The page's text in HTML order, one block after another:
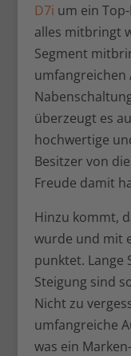
D7i um ein
alles mitbringt
Segment
umfangreichen
überzeugt es
hochwertige
Besitzer von
Freude damit
Hinzu kommt,
wurde und mit
punktet. Lange
Steigung sind
Nicht zu
umfangreiche
was ein